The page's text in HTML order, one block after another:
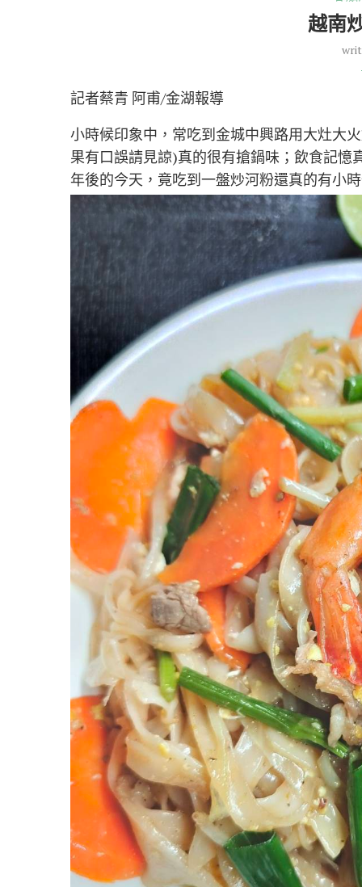
越南
記者蔡青 阿甫/金湖報導
小時候印象中，常吃到金城中興路用大灶大
果有口誤請見諒)真的很有搶鍋味；飲食記
年後的今天，竟吃到一盤炒河粉還真的有小